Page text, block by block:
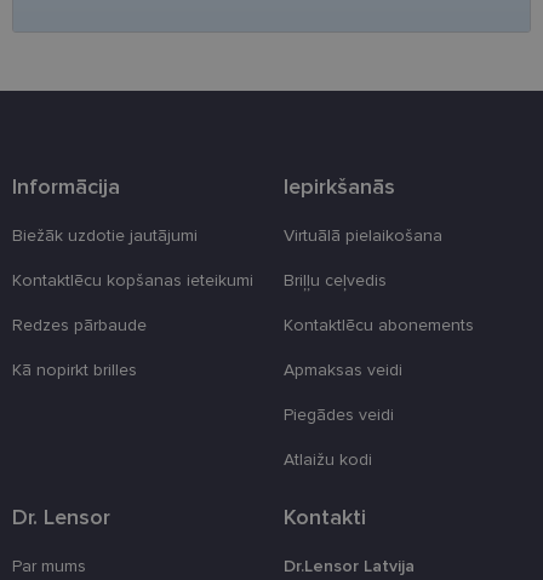
Informācija
Biežāk uzdotie jautājumi
Kontaktlēcu kopšanas ieteikumi
Redzes pārbaude
Kā nopirkt brilles
Iepirkšanās
Virtuālā pielaikošana
Briļļu ceļvedis
Kontaktlēcu abonements
Apmaksas veidi
Piegādes veidi
Atlaižu kodi
Dr. Lensor
Par mums
Kontakti
Dr.Lensor Latvija
Nepieciešamās sīkdatnes
Statistikas sīkdatnes
Mārketinga sīkdatnes
Funkcionālās sīkdatnes
un pārlūkot tīmekļa vietnes saturu un izmantot tās
iekārtu, bet neizpauž Jūsu identitāti, kā arī tās nevāc
un neapkopo informāciju. Bez šīm sīkdatnēm
piemēram, sniegt nepieciešamo informāciju vai
tiek glabātas Jūsu iekārtā līdz brīdim, kad sīkdatne
izpildījusi savu funkciju, bet ne ilgāk kā divus gadus.